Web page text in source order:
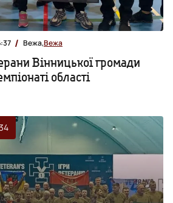
Вежа,Вежа
Вінницької громади
області